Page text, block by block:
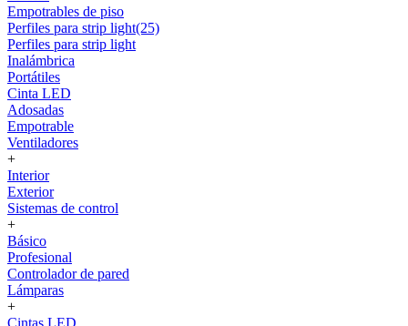
Empotrables de piso
Perfiles para strip light(25)
Perfiles para strip light
Inalámbrica
Portátiles
Cinta LED
Adosadas
Empotrable
Ventiladores
+
Interior
Exterior
Sistemas de control
+
Básico
Profesional
Controlador de pared
Lámparas
+
Cintas LED